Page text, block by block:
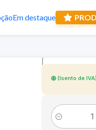
Em destaque
(Isento de IVA)
Quantidade